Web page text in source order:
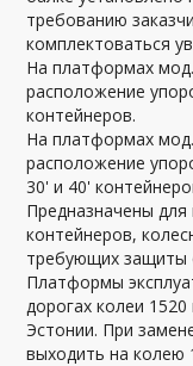
требованию
комплектоваться
На платформах
расположение
контейнеров.
На платформах
расположение
30' и 40'
Предназначены
контейнеров,
требующих защиты
Платформы
дорогах колеи
Эстонии. При
выходить на колею